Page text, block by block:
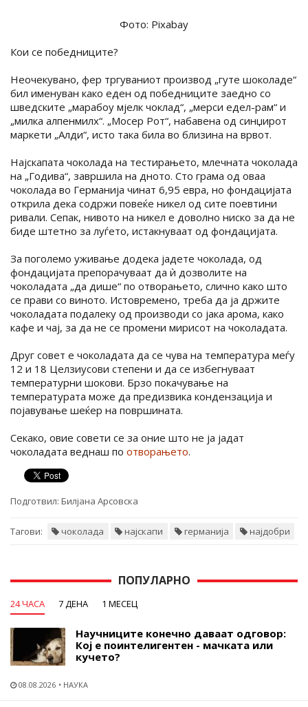
Фото: Pixabay
Кои се победниците?
Неочекувано, фер тргуваниот производ „гуте шоколаде“
бил именуван како еден од победниците заедно со
шведските „марабоу мјeлк чоклад“, „мерси едел-рам“ и
„милка алпенмилх“. „Мосер Рот“, набавена од синџирот
маркети „Алди“, исто така била во близина на врвот.
Најскапата чоколада на тестирањето, млечната чоколада
на „Годива“, завршила на дното. Сто грама од оваа
чоколада во Германија чинат 6,95 евра, но фондацијата
открила дека содржи повеќе никел од сите поевтини
ривали. Сепак, нивото на никел е доволно ниско за да не
биде штетно за луѓето, истакнуваат од фондацијата.
За поголемо уживање додека јадете чоколада, од
фондацијата препорачуваат да ѝ дозволите на
чоколадата „да дише“ по отворањето, слично како што
се прави со виното. Истовремено, треба да ја држите
чоколадата подалеку од производи со јака арома, како
кафе и чај, за да не се промени мирисот на чоколадата.
Друг совет е чоколадата да се чува на температура меѓу
12 и 18 Целзиусови степени и да се избегнуваат
температурни шокови. Брзо покачување на
температурата може да предизвика кондензација и
појавување шеќер на површината.
Секако, овие совети се за оние што не ја јадат
чоколадата веднаш по отворањето.
Подготвил: Билјана Арсовска
Тагови: чоколада најскапи германија најдобри
ПОПУЛАРНО
24 ЧАСА 7 ДЕНА 1 МЕСЕЦ
Научниците конечно даваат одговор:
Кој е поинтелигентен - мачката или
кучето?
08.08.2026 НАУКА